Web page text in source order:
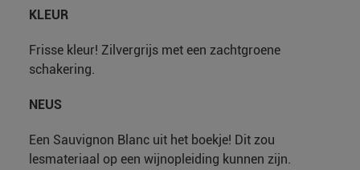
KLEUR
Frisse kleur! Zilvergrijs met een zachtgroene
schakering.
NEUS
Een Sauvignon Blanc uit het boekje! Dit zou
lesmateriaal op een wijnopleiding kunnen zijn.